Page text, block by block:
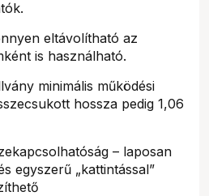
eltávolítható az
is használható.
minimális működési
hossza pedig 1,06
– laposan
egyszerű „kattintással”